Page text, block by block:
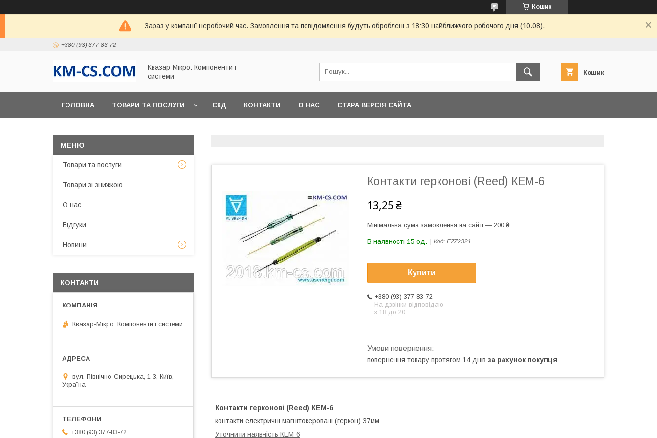
Кошик
Зараз у компанії неробочий час. Замовлення та повідомлення будуть оброблені з 18:30 найближчого робочого дня (10.08).
+380 (93) 377-83-72
Квазар-Мікро. Компоненти і
системи
Кошик
ГОЛОВНА ТОВАРИ ТА ПОСЛУГИ СКД КОНТАКТИ О НАС СТАРА ВЕРСІЯ САЙТА
Контакти герконові (Reed) КЕМ-6
13,25 ₴
Мінімальна сума замовлення на сайті — 200 ₴
В наявності 15 од. Код: EZZ2321
Купити
+380 (93) 377-83-72
На дзвінки відповідаю
з 18 до 20
повернення товару протягом 14 днів за рахунок покупця
Контакти герконові (Reed) КЕМ-6
контакти електричні магнітокеровані (геркон) 37мм
Уточнити наявність КЕМ-6
Товари та послуги
Товари зі знижкою
О нас
Відгуки
Новини
КОНТАКТИ
Квазар-Мікро. Компоненти і системи
вул. Північно-Сирецька, 1-3, Київ,
Україна
+380 (93) 377-83-72